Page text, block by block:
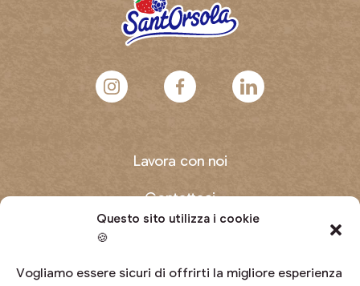
Questo sito utilizza i cookie
🍪
Vogliamo essere sicuri di offrirti la migliore esperienza
Lavora con noi
Contattaci
Diventa produttore